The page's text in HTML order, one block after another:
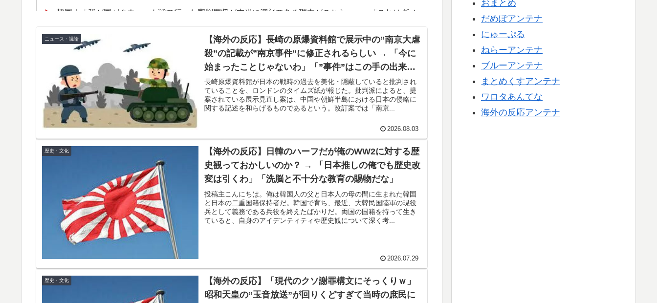
▶ 韓国人「我が国がクウェート戦で行った審判買収が本当に深刻である理由がこちら…」→「これはダメ
▶ 【朗報】寺田心、ベンチプレス110kgwww
外国人「アジア杯で優勝するんだ」日本代表、W杯ポット1入りに現実味!?2030大会で出場枠「64」な
ら追い風に！アメリカ人もポット1争いに熱視線！【海外の反応】
▶
「オーデコロンの定期注文が月50本、1808年の請求書には72本」ナポレオンは1日2本を何に使ってい
たのか…
▶ 英国人「安心感が違う」冨安健洋、パレス移籍当日にデビュー！圧巻3連続ブロックも披露で現地サポ
が気づく..【海外の反応】
日本「俺は有名な武士の家系だけど世界のみんなは先祖に偉人っている？」
【海外の反応】中国がAI開発の主導権を握りつつあるよな → 「どうせアメリカは中国製AIを規制するん
だろうな」「自動車産業と同じ道を歩んでる気がする」
スカトロ野郎「今日仕事が終わったらやっとうんこが食べられるぞ」←こんなやつが実在する事実
Google DeepMind再編 「Googleを作った男」ディーンが去り、本体は稼ぐAIへ舵を切る【海外の反
応・解説】
警告 → 「若者票を集めたいんだろうな」「任天堂の法務部隊が出てくるぞ」
【海外の反応】アルゼンチン協会、FIFA会長に確固たる支持を表明「隠す気もないんだなｗ」
ニュース・議論
【海外の反応】長崎の原爆資料館で展示中の”南京大虐
殺”の記載が”南京事件”に修正されるらしい → 「今に
始まったことじゃないわ」「”事件”はこの手の出来事
に使われる一般的な日本語だけどな」
長崎原爆資料館が日本の戦時の過去を美化・隠蔽していると批判され
ていることを、ロンドンのタイムズ紙が報じた。批判派によると、提
案されている展示見直し案は、中国や朝鮮半島における日本の侵略に
関する記述を和らげるものであるという。改訂案では「南京...
2026.08.03
歴史・文化
【海外の反応】日韓のハーフだが俺のWW2に対する歴
史観っておかしいのか？ → 「日本推しの俺でも歴史改
変は引くわ」「洗脳と不十分な教育の賜物だな」
投稿主こんにちは。俺は韓国人の父と日本人の母の間に生まれた韓国
と日本の二重国籍保持者だ。韓国で育ち、最近、大韓民国陸軍の現役
兵として義務である兵役を終えたばかりだ。両国の国籍を持って生き
ていると、自身のアイデンティティや歴史観について深く考...
2026.07.29
歴史・文化
【海外の反応】「現代のクソ謝罪構文にそっくりｗ」
昭和天皇の”玉音放送”が回りくどすぎて当時の庶民に
おまとめ
だめぽアンテナ
にゅーぷる
ねらーアンテナ
ブルーアンテナ
まとめくすアンテナ
ワロタあんてな
海外の反応アンテナ